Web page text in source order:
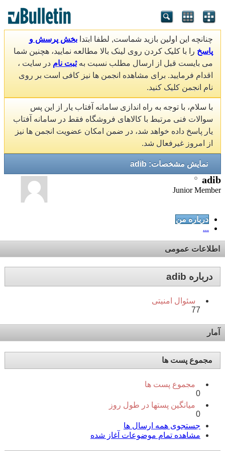
چنانچه این اولین بازید شماست, لطفا ابتدا بخش پرسش و
پاسخ را با کلیک کردن روی لینک بالا مطالعه نمایید، هچنین شما
می بایست قبل از ارسال مطلب نسبت بهثبت نام در سایت ،
اقدام فرمایید. برای مشاهده انجمن ها نیز کافی است بر روی
نام انجمن کلیک کنید.
با سلام، با توجه به راه اندازی سامانه آفتاب یار از این پس
سوالات فنی مرتبط با کالاهای فروشگاه فقط در سامانه آفتاب
یار پاسخ داده خواهد شد، در ضمن امکان عضویت انجمن ها نیز
از امروز غیرفعال شد.
نمایش مشخصات: adib
adib
Junior Member
درباره من
...
اطلاعات عمومی
درباره adib
سئوال امنیتی
77
آمار
مجموع پست ها
مجموع پست ها
0
میانگین پستها در طول روز
0
جستجوی همه ارسال ها
مشاهده تمام موضوعات آغاز شده